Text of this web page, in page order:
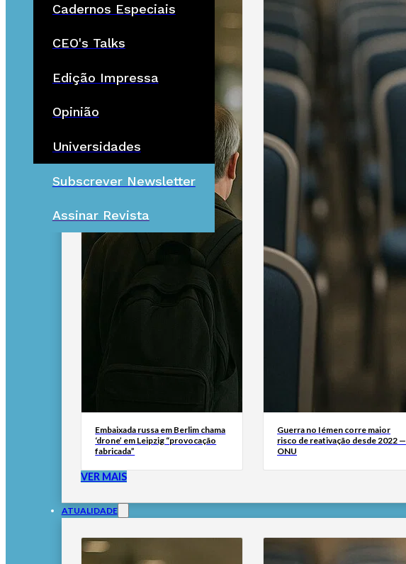
Cadernos Especiais
CEO's Talks
Edição Impressa
Opinião
Universidades
Subscrever Newsletter
Assinar Revista
Embaixada russa em Berlim chama
‘drone’ em Leipzig “provocação
fabricada”
Guerra no Iémen corre maior
risco de reativação desde 2022 —
ONU
VER MAIS
ATUALIDADE